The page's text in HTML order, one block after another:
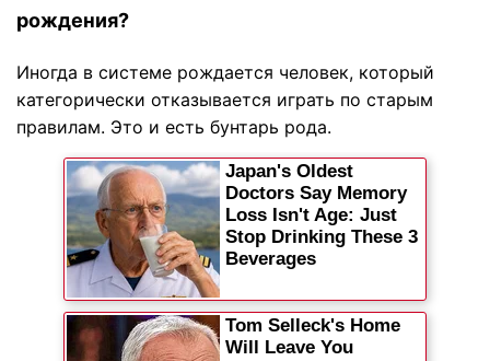
рождения?
Иногда в системе рождается человек, который
категорически отказывается играть по старым
правилам. Это и есть бунтарь рода.